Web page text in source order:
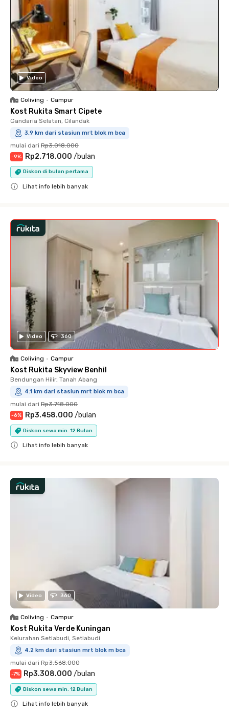
Video
Coliving • Campur
Kost Rukita Smart Cipete
Gandaria Selatan, Cilandak
3.9 km dari stasiun mrt blok m bca
mulai dari Rp3.018.000
-9% Rp2.718.000 /bulan
Diskon di bulan pertama
Lihat info lebih banyak
Video 360
Coliving • Campur
Kost Rukita Skyview Benhil
Bendungan Hilir, Tanah Abang
4.1 km dari stasiun mrt blok m bca
mulai dari Rp3.718.000
-6% Rp3.458.000 /bulan
Diskon sewa min. 12 Bulan
Lihat info lebih banyak
Video 360
Coliving • Campur
Kost Rukita Verde Kuningan
Kelurahan Setiabudi, Setiabudi
4.2 km dari stasiun mrt blok m bca
mulai dari Rp3.568.000
-7% Rp3.308.000 /bulan
Diskon sewa min. 12 Bulan
Lihat info lebih banyak